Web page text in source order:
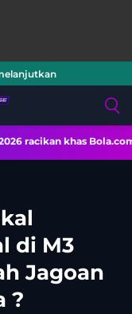
Bola.com. Klik di
di M3
Jagoan
?